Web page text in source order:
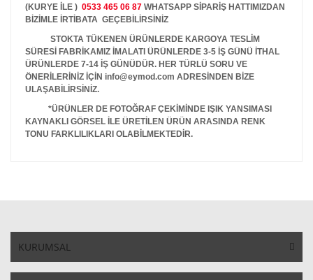
(KURYE İLE ) 0533 465 06 87 WHATSAPP SİPARİŞ HATTIMIZDAN
BİZİMLE İRTİBATA GEÇEBİLİRSİNİZ
STOKTA TÜKENEN ÜRÜNLERDE KARGOYA TESLİM
SÜRESİ FABRİKAMIZ İMALATI ÜRÜNLERDE 3-5 İŞ GÜNÜ İTHAL
ÜRÜNLERDE 7-14 İŞ GÜNÜDÜR. HER TÜRLÜ SORU VE
ÖNERİLERİNİZ İÇİN info@eymod.com ADRESİNDEN BİZE
ULAŞABİLİRSİNİZ.
*ÜRÜNLER DE FOTOĞRAF ÇEKİMİNDE IŞIK YANSIMASI
KAYNAKLI GÖRSEL İLE ÜRETİLEN ÜRÜN ARASINDA RENK
TONU FARKLILIKLARI OLABİLMEKTEDİR.
KURUMSAL